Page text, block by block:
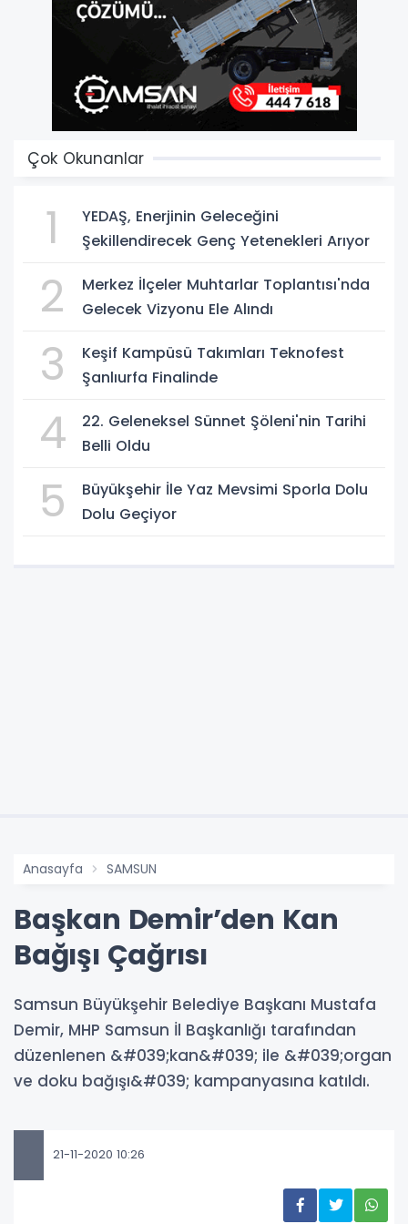
Çok Okunanlar
1
YEDAŞ, Enerjinin Geleceğini
Şekillendirecek Genç Yetenekleri Arıyor
2
Merkez İlçeler Muhtarlar Toplantısı'nda
Gelecek Vizyonu Ele Alındı
3
Keşif Kampüsü Takımları Teknofest
Şanlıurfa Finalinde
4
22. Geleneksel Sünnet Şöleni'nin Tarihi
Belli Oldu
5
Büyükşehir İle Yaz Mevsimi Sporla Dolu
Dolu Geçiyor
Anasayfa SAMSUN
Başkan Demir’den Kan
Bağışı Çağrısı
Samsun Büyükşehir Belediye Başkanı Mustafa
Demir, MHP Samsun İl Başkanlığı tarafından
düzenlenen &#039;kan&#039; ile &#039;organ
ve doku bağışı&#039; kampanyasına katıldı.
21-11-2020 10:26